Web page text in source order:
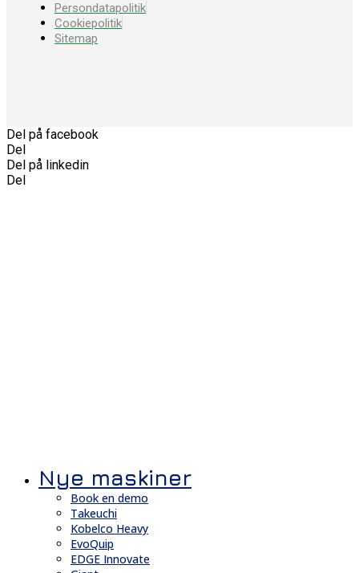
Persondatapolitik
Cookiepolitik
Sitemap
Del på facebook
Del
Del på linkedin
Del
Nye maskiner
Book en demo
Takeuchi
Kobelco Heavy
EvoQuip
EDGE Innovate